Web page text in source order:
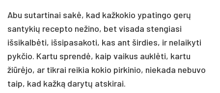
Abu sutartinai sakė, kad kažkokio ypatingo gerų
santykių recepto nežino, bet visada stengiasi
išsikalbėti, išsipasakoti, kas ant širdies, ir nelaikyti
pykčio. Kartu sprendė, kaip vaikus auklėti, kartu
žiūrėjo, ar tikrai reikia kokio pirkinio, niekada nebuvo
taip, kad kažką darytų atskirai.